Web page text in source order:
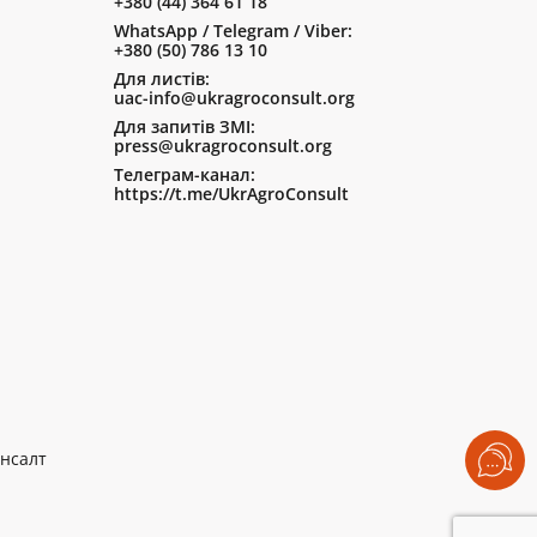
WhatsApp / Telegram / Viber:
+380 (50) 786 13 10
Для листів:
uac-info@ukragroconsult.org
Для запитів ЗМІ:
press@ukragroconsult.org
Телеграм-канал:
https://t.me/UkrAgroConsult